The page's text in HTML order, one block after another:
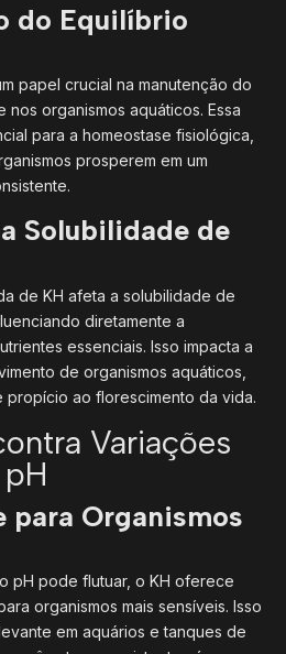
do Equilíbrio
papel crucial na manutenção do
organismos aquáticos. Essa
para a homeostase fisiológica,
prosperem em um
Solubilidade de
de KH afeta a solubilidade de
diretamente a
essenciais. Isso impacta a
de organismos aquáticos,
propício ao florescimento da vida.
Variações
para Organismos
pH pode flutuar, o KH oferece
organismos mais sensíveis. Isso
em aquários e tanques de